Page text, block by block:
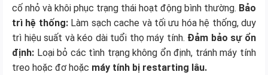
cố nhỏ và khôi phục trạng thái hoạt động bình thường. Bảo
trì hệ thống:Làm sạch cache và tối ưu hóa hệ thống, duy
trì hiệu suất và kéo dài tuổi thọ máy tính. Đảm bảo sự ổn
định: Loại bỏ các tình trạng không ổn định, tránh máy tính
treo hoặc đơ hoặc máy tính bị restarting lâu.